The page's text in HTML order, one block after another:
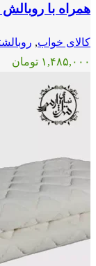
همراه با
کالای خواب,
۱,۴۸۵,۰۰۰ تومان